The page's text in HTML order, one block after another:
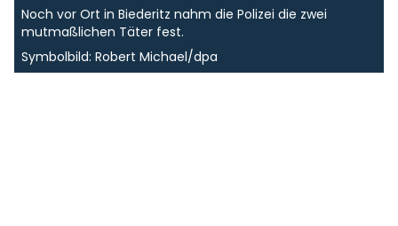
Noch vor Ort in Biederitz nahm die Polizei die zwei
mutmaßlichen Täter fest.
Symbolbild: Robert Michael/dpa